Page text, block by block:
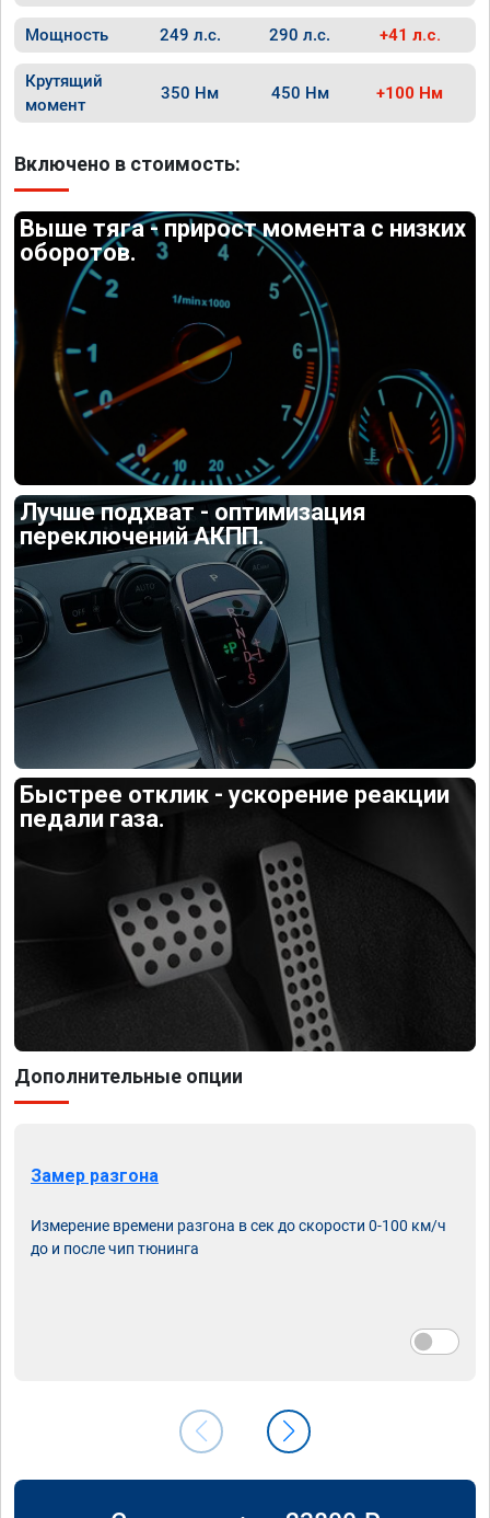
Мощность 249 л.с. 290 л.с. +41 л.с.
Крутящий
момент
350 Нм 450 Нм +100 Нм
Включено в стоимость:
Выше тяга - прирост момента с низких
оборотов.
Лучше подхват - оптимизация
переключений АКПП.
Быстрее отклик - ускорение реакции
педали газа.
Дополнительные опции
Замер разгона
Измерение времени разгона в сек до скорости 0-100 км/ч
до и после чип тюнинга